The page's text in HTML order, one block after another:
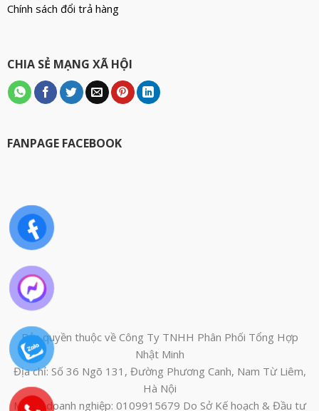
Chính sách đổi trả hàng
CHIA SẺ MẠNG XÃ HỘI
FANPAGE FACEBOOK
Bản quyền thuộc về Công Ty TNHH Phân Phối Tổng Hợp
Nhật Minh
Địa chỉ: Số 36 Ngõ 131, Đường Phương Canh, Nam Từ Liêm,
Hà Nội
Mã số doanh nghiệp: 0109915679 Do Sở Kế hoạch & Đầu tư